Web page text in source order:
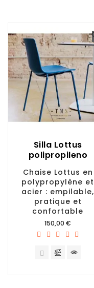
Silla Lottus
polipropileno
Chaise Lottus en
polypropylène et
acier : empilable,
pratique et
confortable
Prix
150,00 €